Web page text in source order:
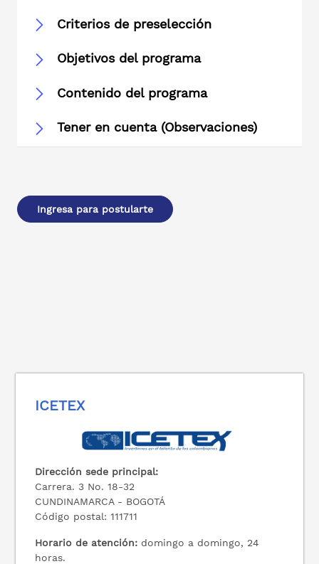
Criterios de preselección
Objetivos del programa
Contenido del programa
Tener en cuenta (Observaciones)
Ingresa para postularte
ICETEX
Dirección sede principal:
Carrera. 3 No. 18-32
CUNDINAMARCA - BOGOTÁ
Código postal: 111711
Horario de atención: domingo a domingo, 24
horas.